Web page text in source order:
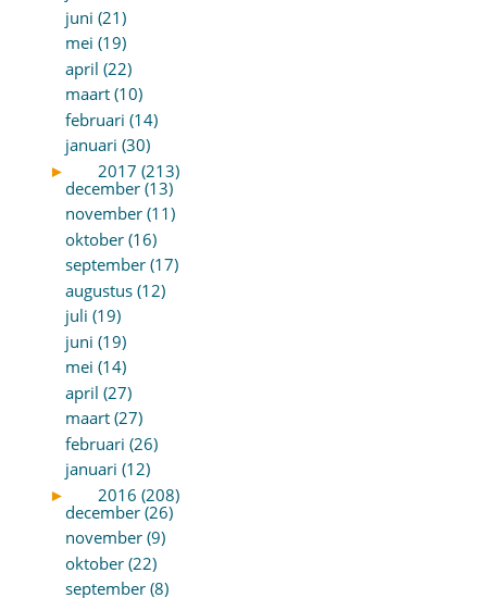
juni (21)
mei (19)
april (22)
maart (10)
februari (14)
januari (30)
►
2017 (213)
december (13)
november (11)
oktober (16)
september (17)
augustus (12)
juli (19)
juni (19)
mei (14)
april (27)
maart (27)
februari (26)
januari (12)
►
2016 (208)
december (26)
november (9)
oktober (22)
september (8)